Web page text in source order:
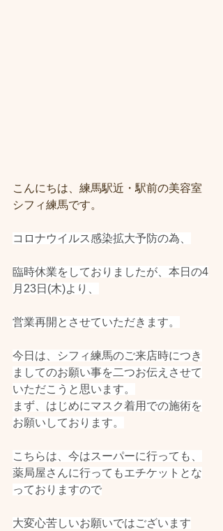
こんにちは、練馬駅近・駅前の美容室
シフィ練馬です。
コロナウイルス感染拡大予防の為、
臨時休業をしておりましたが、本日の4
月23日(木)より、
営業再開とさせていただきます。
今日は、シフィ練馬のご来店時につき
ましてのお願い事を二つお伝えさせて
いただこうと思います。
まず、はじめにマスク着用での施術を
お願いしております。
こちらは、今はスーパーに行っても、
薬局屋さんに行ってもエチケットとな
っておりますので
大変心苦しいお願いではございます